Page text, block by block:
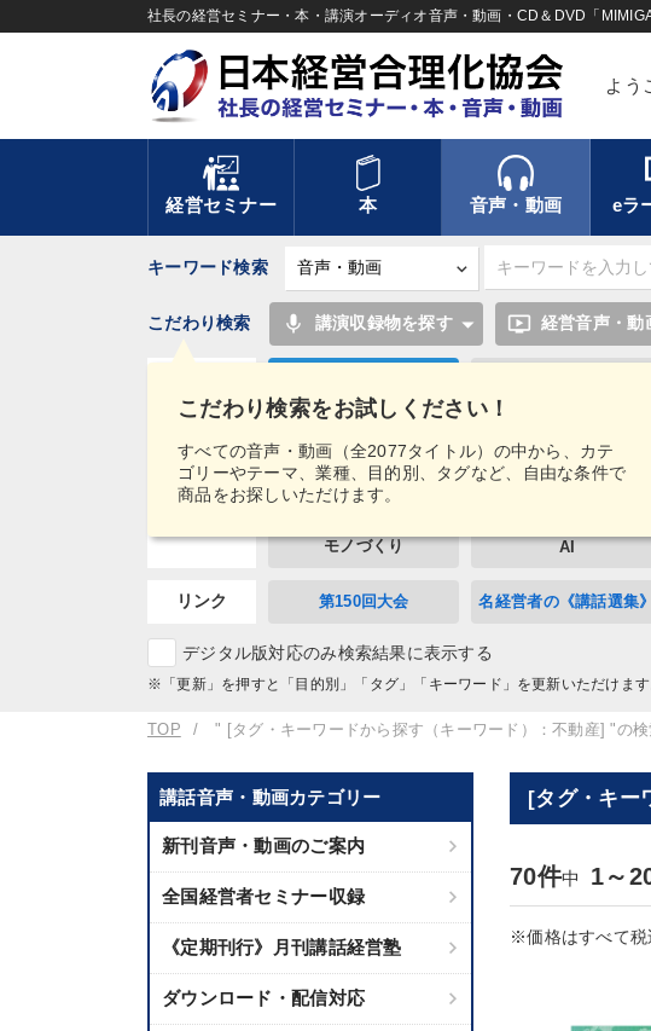
社長の経営セミナー・本・講演オーディオ音声・動画・CD＆DVD「
よう
経営セミナー 本 音声・動画 eラ
キーワード検索
こだわり検索をお試しください！
すべての音声・動画（全2077タイトル）の中から、カテ
ゴリーやテーマ、業種、目的別、タグなど、自由な条件で
商品をお探しいただけます。
こだわり検索 mic 講演収録物を探す ondemand_video 経営音声・動
タグ・
キーワード
通販
モノづくり AI
リンク 第150回大会 名経営者の《講話選集》
デジタル版対応のみ検索結果に表示する
※「更新」を押すと「目的別」「タグ」「キーワード」を更新いただけます
TOP " [タグ・キーワードから探す（キーワード）：不動産] "の検
講話音声・動画カテゴリー
新刊音声・動画のご案内
全国経営者セミナー収録
《定期刊行》月刊講話経営塾
ダウンロード・配信対応
[タグ・キー
70件中 1～
※価格はすべて税